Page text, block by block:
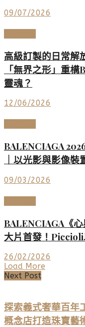
09/07/2026
高級訂製的日常
「無界之形」重
靈魂？
12/06/2026
BALENCIAGA
｜以光影與影像
09/03/2026
BALENCIAGA《心
大片首發！
26/02/2026
Load More
Next Post
探索義式奢華百年
概念店打造珠寶藝